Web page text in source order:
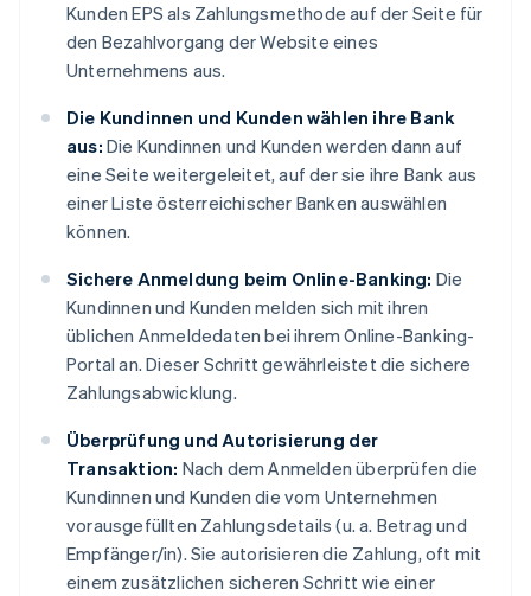
Kunden EPS als Zahlungsmethode auf der Seite für
den Bezahlvorgang der Website eines
Unternehmens aus.
Die Kundinnen und Kunden wählen ihre Bank
aus: Die Kundinnen und Kunden werden dann auf
eine Seite weitergeleitet, auf der sie ihre Bank aus
einer Liste österreichischer Banken auswählen
können.
Sichere Anmeldung beim Online-Banking: Die
Kundinnen und Kunden melden sich mit ihren
üblichen Anmeldedaten bei ihrem Online-Banking-
Portal an. Dieser Schritt gewährleistet die sichere
Zahlungsabwicklung.
Überprüfung und Autorisierung der
Transaktion: Nach dem Anmelden überprüfen die
Kundinnen und Kunden die vom Unternehmen
vorausgefüllten Zahlungsdetails (u. a. Betrag und
Empfänger/in). Sie autorisieren die Zahlung, oft mit
einem zusätzlichen sicheren Schritt wie einer